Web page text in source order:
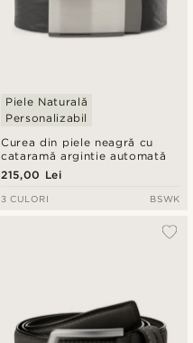
Curea din piele neagră cu
cataramă argintie automată
Piele Naturală
Personalizabil
215,00 Lei
3 CULORI BSWK